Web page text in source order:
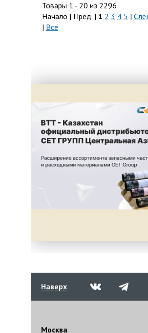
Товары 1 - 20 из 2296
Начало | Пред. | 1 2 3 4 5 |
| Все
Наверх
Москва